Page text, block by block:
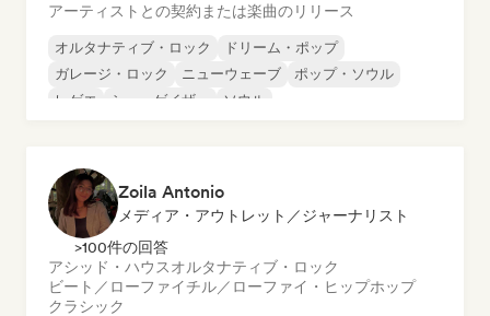
アーティストとの契約または楽曲のリリース
オルタナティブ・ロック
ドリーム・ポップ
ガレージ・ロック
ニューウェーブ
ポップ・ソウル
レゲエ
シューゲイザー ソウル
Zoila Antonio
メディア・アウトレット／ジャーナリスト
>100件の回答
アシッド・ハウスオルタナティブ・ロック
ビート／ローファイチル／ローファイ・ヒップホップ
クラシック